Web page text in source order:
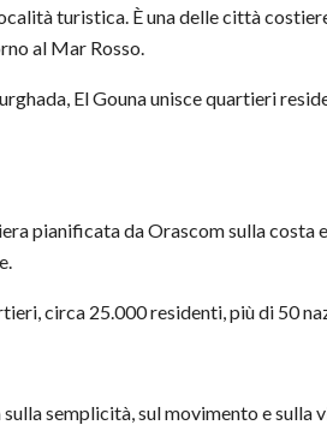
turistica. È una delle città
al Mar Rosso.
El Gouna unisce quartieri
pianificata da Orascom sulla
circa 25.000 residenti, più di 50
sulla semplicità, sul movimento e sulla